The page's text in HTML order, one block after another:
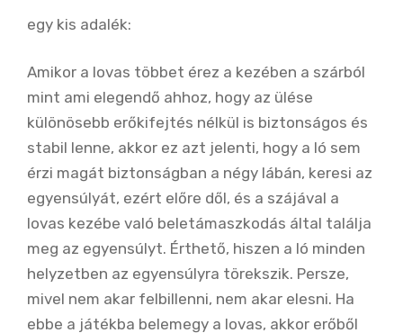
egy kis adalék:
Amikor a lovas többet érez a kezében a szárból
mint ami elegendő ahhoz, hogy az ülése
különösebb erőkifejtés nélkül is biztonságos és
stabil lenne, akkor ez azt jelenti, hogy a ló sem
érzi magát biztonságban a négy lábán, keresi az
egyensúlyát, ezért előre dől, és a szájával a
lovas kezébe való beletámaszkodás által találja
meg az egyensúlyt. Érthető, hiszen a ló minden
helyzetben az egyensúlyra törekszik. Persze,
mivel nem akar felbillenni, nem akar elesni. Ha
ebbe a játékba belemegy a lovas, akkor erőből